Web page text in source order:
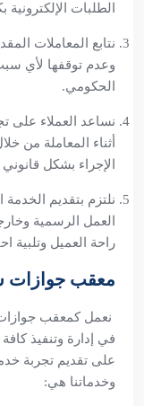
الطلبات الإلكترونية
نتابع المعاملات
وعدم توقفها لأي
الحكومي.
نساعد العملاء على
أثناء المعاملة من
الإجراء بشكل
نلتزم بتقديم
العمل الرسمية
راحة العميل وتلبية
معقب جوازات
نعمل كمعقب جوازات
في إدارة وتنفيذ
على تقديم تجربة
وخدماتنا هي: